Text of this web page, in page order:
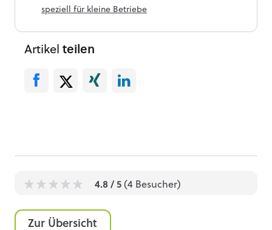
speziell für kleine Betriebe
Artikel teilen
4.8 / 5 (4 Besucher)
Zur Übersicht